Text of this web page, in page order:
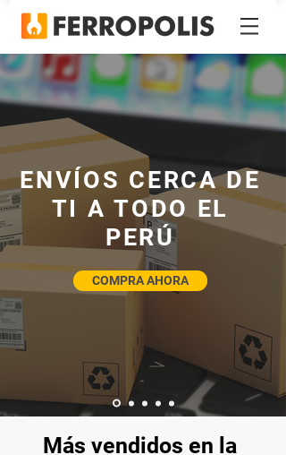
ENVÍOS CERCA DE
TI A TODO EL
PERÚ
COMPRA AHORA
Más vendidos en la